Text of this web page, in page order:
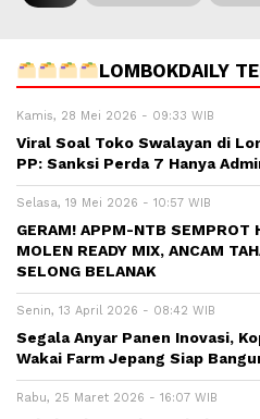
LOMBOKDAILY
Kamis, 28 Mei 2026 - 09:33 WIB
Viral Soal Toko Swalayan di
PP: Sanksi Perda 7 Hanya
Selasa, 19 Mei 2026 - 10:57 WIB
GERAM! APPM-NTB SEMPROT
MOLEN READY MIX, ANCAM
SELONG BELANAK
Senin, 13 April 2026 - 08:42 WIB
Segala Anyar Panen Inovasi,
Wakai Farm Jepang Siap
Rabu, 25 Maret 2026 - 16:07 WIB